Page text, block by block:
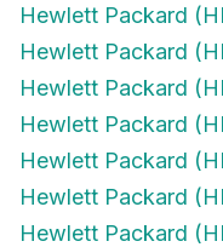
Hewlett Packard
Hewlett Packard
Hewlett Packard
Hewlett Packard
Hewlett Packard
Hewlett Packard
Hewlett Packard